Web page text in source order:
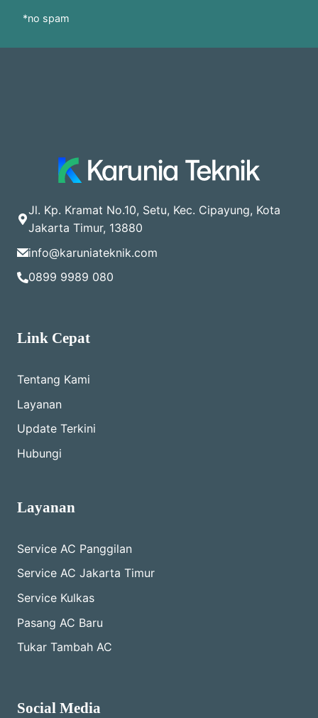
*no spam
Jl. Kp. Kramat No.10, Setu, Kec. Cipayung, Kota
Jakarta Timur, 13880
info@karuniateknik.com
0899 9989 080
Link Cepat
Tentang Kami
Layanan
Update Terkini
Hubungi
Layanan
Service AC Panggilan
Service AC Jakarta Timur
Service Kulkas
Pasang AC Baru
Tukar Tambah AC
Social Media